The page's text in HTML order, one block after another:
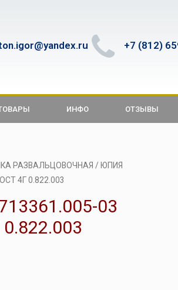
+7 (812)
ИНФО ОТЗЫВЫ
РАЗВАЛЬЦОВОЧНАЯ / ЮПИЯ
4Г 0.822.003
03